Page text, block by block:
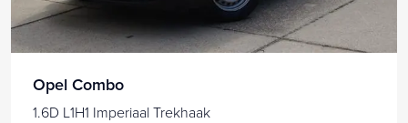
Opel Combo
1.6D L1H1 Imperiaal Trekhaak